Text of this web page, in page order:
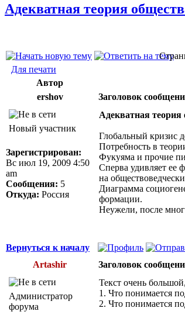
Адекватная теория
Для печати
Автор
ershov
Заголовок
Новый участник
Зарегистрирован:
Вс июл 19, 2009 4:50
am
Сообщения: 5
Откуда: Россия
Адекватная теория
Глобальный кризис
Потребность в
Фукуяма и прочие
Сперва удивляет ее
на
Диаграмма
формации.
Неужели, после
Вернуться к началу
Artashir
Заголовок
Администратор
форума
Текст очень
1. Что понимается
2. Что понимается